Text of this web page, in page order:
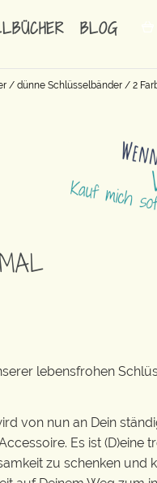
BLOG
/ dünne Schlüsselbänder / 2
lebensfrohen
von nun an Dein
Es ist (D)eine
zu schenken und